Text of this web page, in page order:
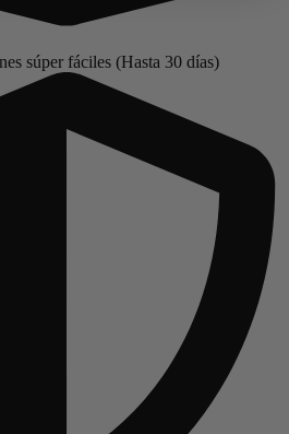
súper fáciles (Hasta 30 días)